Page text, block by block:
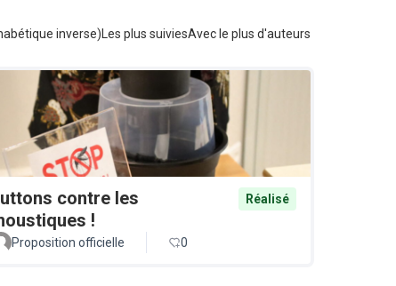
inverse) Les plus suiviesAvec le plus d'auteurs
contre les
!
Réalisé
Proposition officielle 0